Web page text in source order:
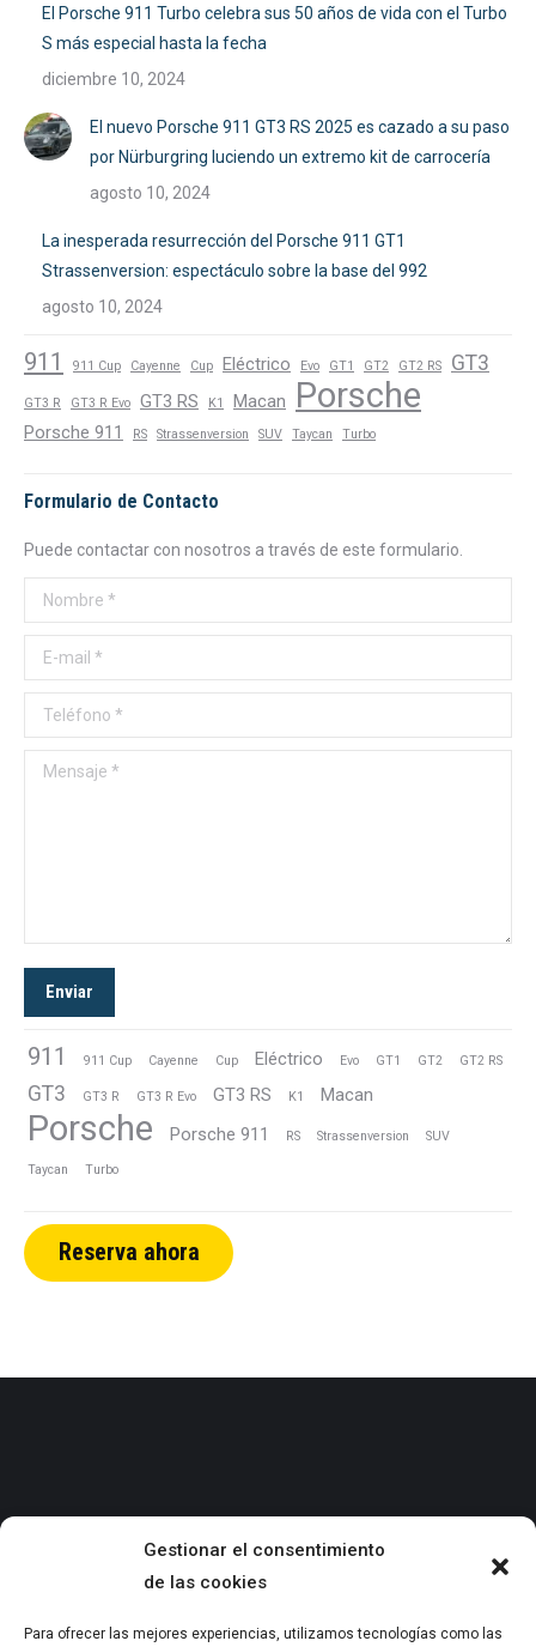
Gestionar el consentimiento
de las cookies
Para ofrecer las mejores experiencias, utilizamos tecnologías como las
El Porsche 911 Turbo celebra sus 50 años de vida con el Turbo
S más especial hasta la fecha
diciembre 10, 2024
El nuevo Porsche 911 GT3 RS 2025 es cazado a su paso
por Nürburgring luciendo un extremo kit de carrocería
agosto 10, 2024
La inesperada resurrección del Porsche 911 GT1
Strassenversion: espectáculo sobre la base del 992
agosto 10, 2024
911 911 Cup Cayenne Cup Eléctrico Evo GT1 GT2 GT2 RS GT3
GT3 R GT3 R Evo GT3 RS K1 Macan Porsche
Porsche 911 RS Strassenversion SUV Taycan Turbo
Formulario de Contacto
Puede contactar con nosotros a través de este formulario.
Nombre *
E-mail *
Teléfono *
Mensaje *
Enviar
911 911 Cup Cayenne Cup Eléctrico Evo GT1 GT2 GT2 RS
GT3 GT3 R GT3 R Evo GT3 RS K1 Macan
Porsche Porsche 911 RS Strassenversion SUV
Taycan Turbo
Reserva ahora
info@mygporsche.com